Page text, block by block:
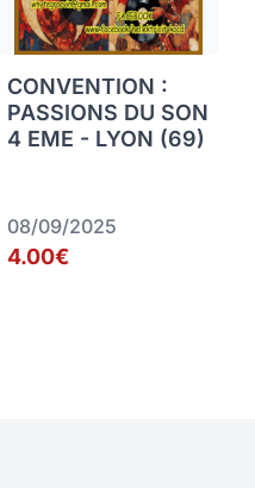
CONVENTION :
PASSIONS DU SON
4 EME - LYON (69)
08/09/2025
4.00€